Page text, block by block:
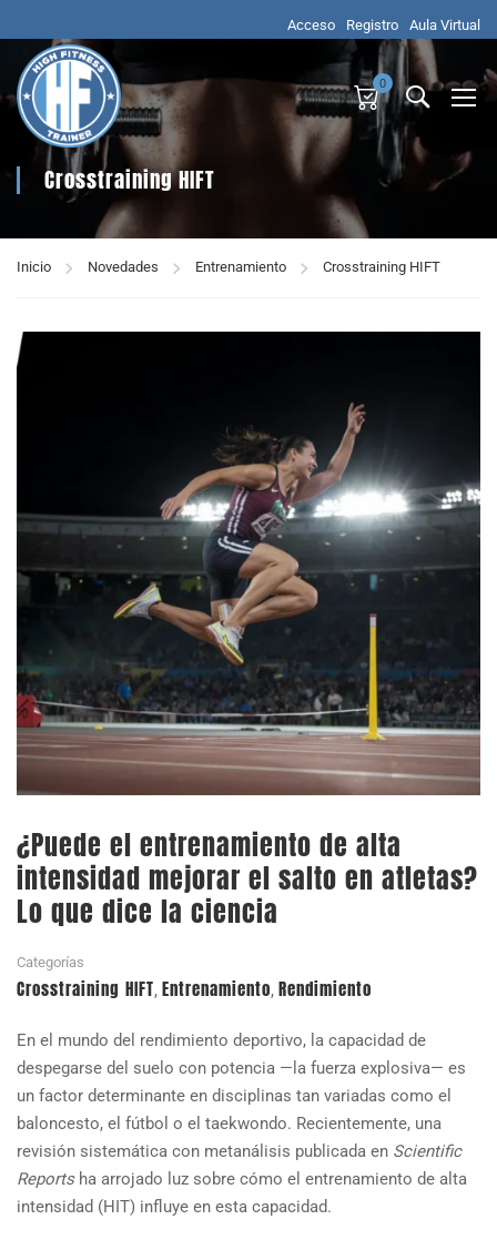
Acceso Registro Aula Virtual
0
Crosstraining HIFT
Inicio Novedades Entrenamiento Crosstraining HIFT
¿Puede el entrenamiento de alta
intensidad mejorar el salto en atletas?
Lo que dice la ciencia
Categorías
Crosstraining HIFT, Entrenamiento, Rendimiento
En el mundo del rendimiento deportivo, la capacidad de
despegarse del suelo con potencia —la fuerza explosiva— es
un factor determinante en disciplinas tan variadas como el
baloncesto, el fútbol o el taekwondo. Recientemente, una
revisión sistemática con metanálisis publicada en Scientific
Reportsha arrojado luz sobre cómo el entrenamiento de alta
intensidad (HIT) influye en esta capacidad.